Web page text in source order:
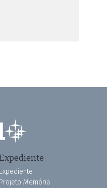
Expediente
Expediente
Projeto Memória